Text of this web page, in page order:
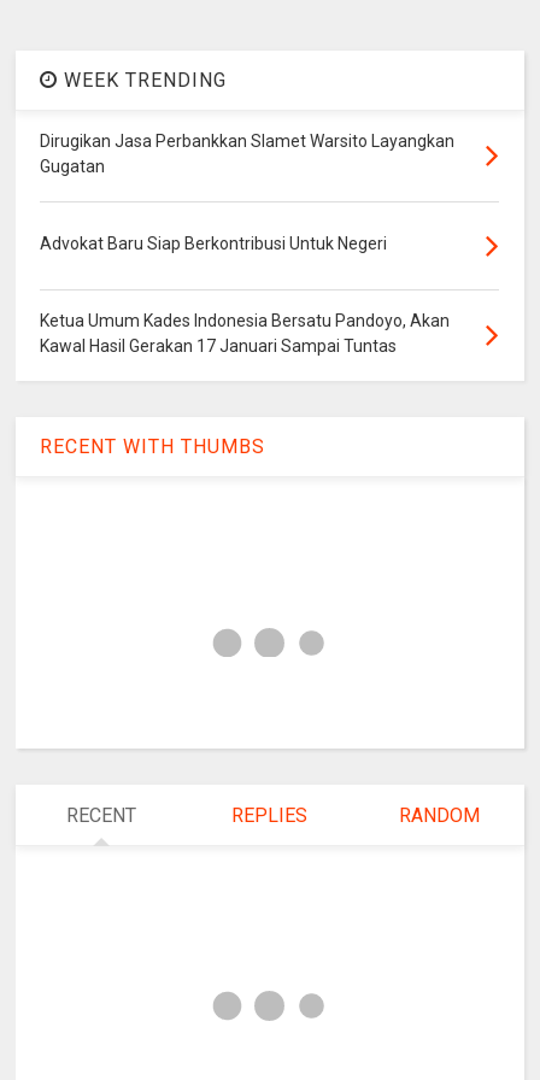
WEEK TRENDING
Dirugikan Jasa Perbankkan Slamet Warsito Layangkan
Gugatan
Advokat Baru Siap Berkontribusi Untuk Negeri
Ketua Umum Kades Indonesia Bersatu Pandoyo, Akan
Kawal Hasil Gerakan 17 Januari Sampai Tuntas
RECENT WITH THUMBS
RECENT REPLIES RANDOM